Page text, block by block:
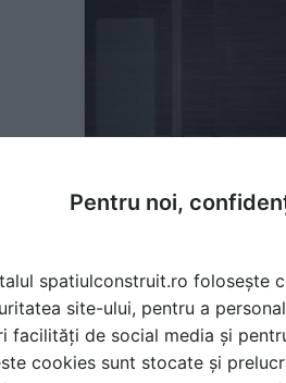
Pentru noi,
spatiulconstruit.ro folosește
site-ului, pentru a
facilități de social media și
cookies sunt stocate și